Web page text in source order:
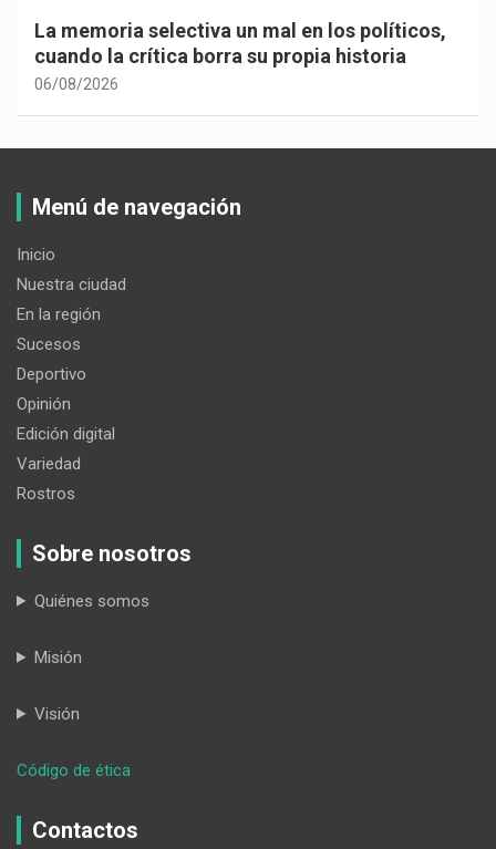
La memoria selectiva un mal en los políticos,
cuando la crítica borra su propia historia
06/08/2026
Menú de navegación
Inicio
Nuestra ciudad
En la región
Sucesos
Deportivo
Opinión
Edición digital
Variedad
Rostros
Sobre nosotros
Quiénes somos
Misión
Visión
Código de ética
para
Contactos